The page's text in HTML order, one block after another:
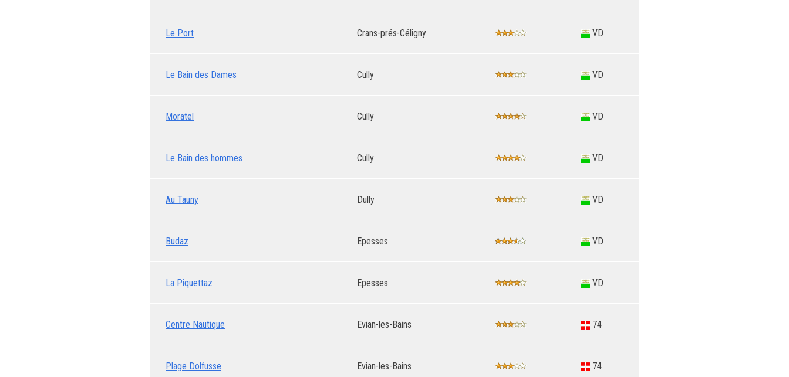
Le Port Crans-prés-Céligny VD
Le Bain des Dames Cully VD
Moratel Cully VD
Le Bain des hommes Cully VD
Au Tauny Dully VD
Budaz Epesses VD
La Piquettaz Epesses VD
Centre Nautique Evian-les-Bains 74
Plage Dolfusse Evian-les-Bains 74